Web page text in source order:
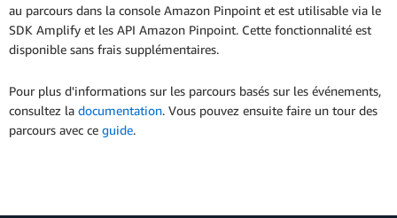
au parcours dans la console Amazon Pinpoint et est utilisable via le
SDK Amplify et les API Amazon Pinpoint. Cette fonctionnalité est
disponible sans frais supplémentaires.
Pour plus d'informations sur les parcours basés sur les événements,
consultez la documentation. Vous pouvez ensuite faire un tour des
parcours avec ce guide.